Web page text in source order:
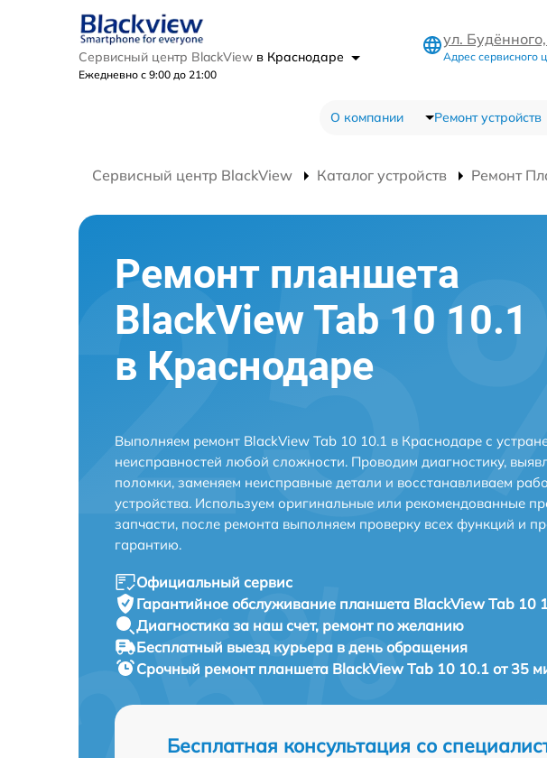
Сервисный центр BlackView в Краснодаре
Ежедневно с 9:00 до 21:00
ул.
Адрес сервисного
О компании Ремонт устройств
Сервисный центр BlackView Каталог устройств Ремонт
Ремонт планшета
BlackView Tab 10 10.1
в Краснодаре
Выполняем ремонт BlackView Tab 10 10.1 в Краснодаре с
неисправностей любой сложности. Проводим диагностику,
поломки, заменяем неисправные детали и восстанавливаем
устройства. Используем оригинальные или рекомендованные
запчасти, после ремонта выполняем проверку всех функций и
гарантию.
Официальный сервис
Гарантийное обслуживание планшета BlackView Tab 10
Диагностика за наш счет, ремонт по желанию
Бесплатный выезд курьера в день обращения
Срочный ремонт планшета BlackView Tab 10 10.1 от 35
Бесплатная консультация со